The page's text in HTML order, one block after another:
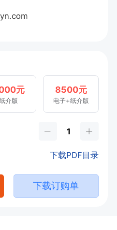
元
介版
8500元
电子+纸介版
下载PDF目录
下载订购单